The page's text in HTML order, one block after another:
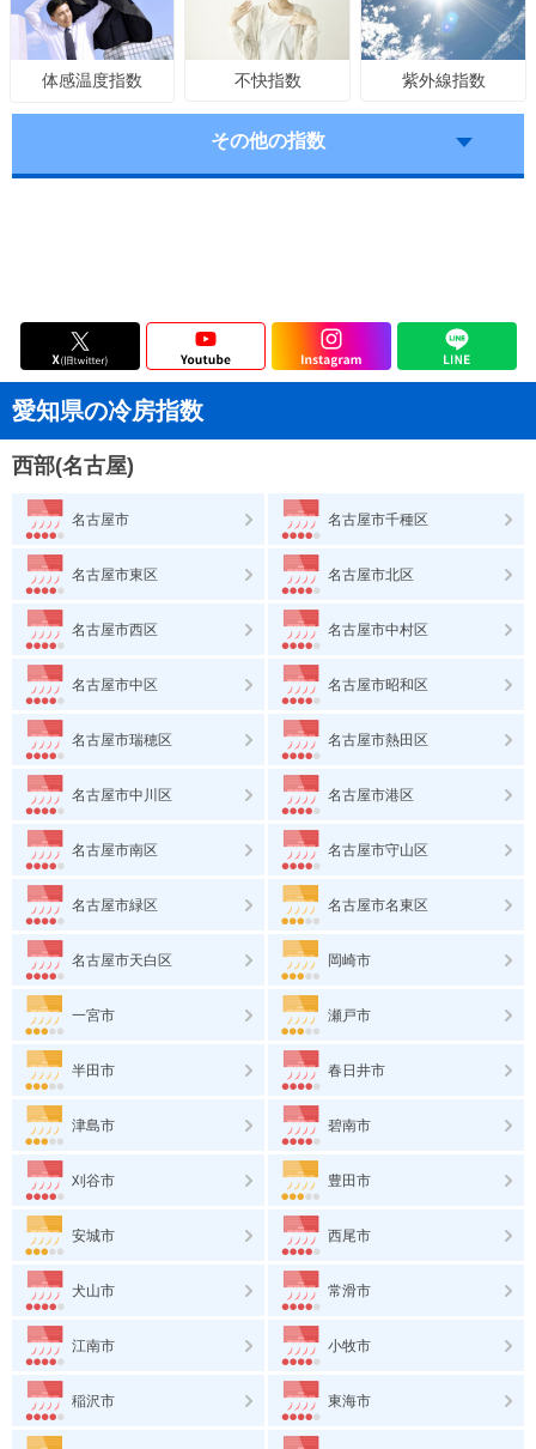
体感温度指数 不快指数 紫外線指数
その他の指数
愛知県の冷房指数
西部(名古屋)
名古屋市 名古屋市千種区
名古屋市東区 名古屋市北区
名古屋市西区 名古屋市中村区
名古屋市中区 名古屋市昭和区
名古屋市瑞穂区 名古屋市熱田区
名古屋市中川区 名古屋市港区
名古屋市南区 名古屋市守山区
名古屋市緑区 名古屋市名東区
名古屋市天白区 岡崎市
一宮市 瀬戸市
半田市 春日井市
津島市 碧南市
刈谷市 豊田市
安城市 西尾市
犬山市 常滑市
江南市 小牧市
稲沢市 東海市